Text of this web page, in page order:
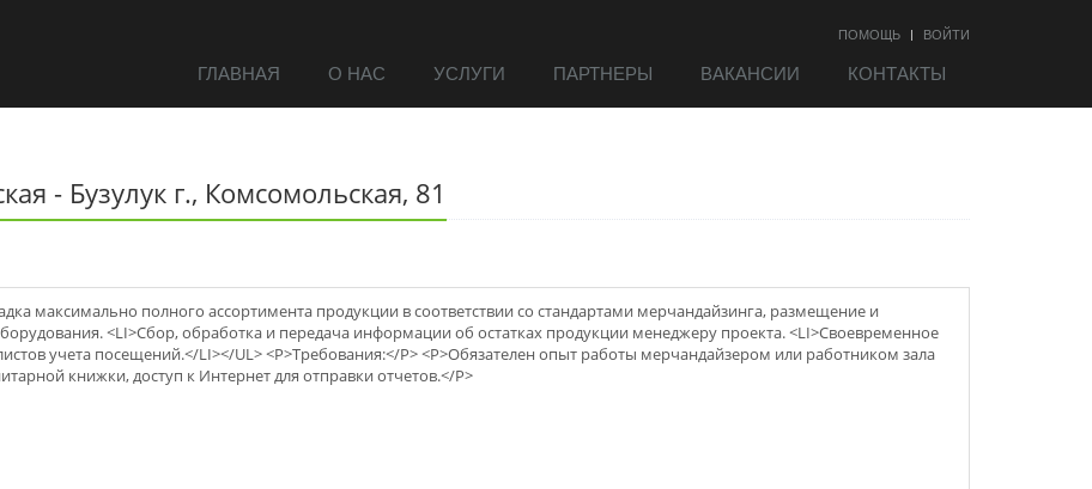
ПОМОЩЬ ВОЙТИ
ГЛАВНАЯ О НАС УСЛУГИ ПАРТНЕРЫ ВАКАНСИИ КОНТАКТЫ
- Бузулук г., Комсомольская, 81
максимально полного ассортимента продукции в соответствии со стандартами мерчaндайзинга, размещение и
<LI>Сбор, обработка и передача информации об остатках продукции менеджеру проекта. <LI>Своевременное
учета посещений.</LI></UL> <P>Требования:</P> <P>Обязателен опыт работы мерчaндайзером или работником зала
книжки, доступ к Интернет для отправки отчетов.</P>